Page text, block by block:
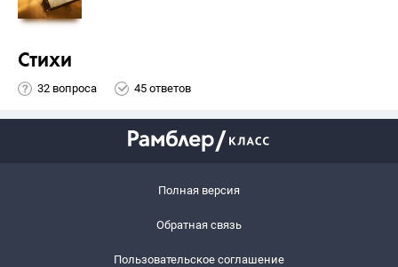
Стихи
32 вопроса 45 ответов
Полная версия
Обратная связь
Пользовательское соглашение